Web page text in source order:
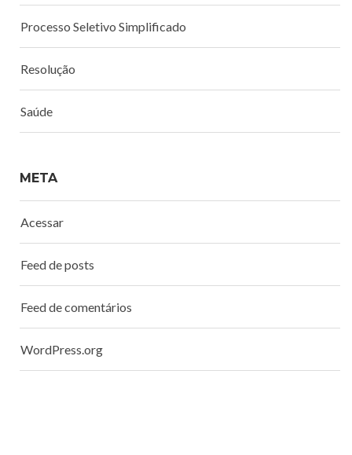
Processo Seletivo Simplificado
Resolução
Saúde
META
Acessar
Feed de posts
Feed de comentários
WordPress.org